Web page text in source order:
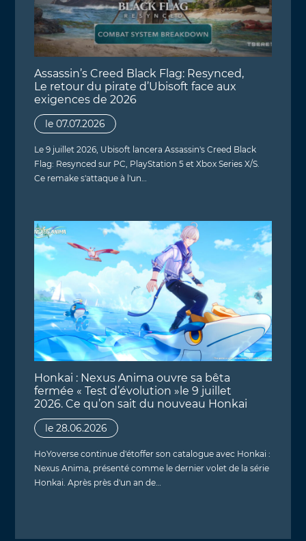
Assassin’s Creed Black Flag: Resynced,
Le retour du pirate d’Ubisoft face aux
exigences de 2026
le 07.07.2026
Le 9 juillet 2026, Ubisoft lancera Assassin's Creed Black
Flag: Resynced sur PC, PlayStation 5 et Xbox Series X/S.
Ce remake s'attaque à l'un…
Honkai : Nexus Anima ouvre sa bêta
fermée « Test d’évolution »le 9 juillet
2026. Ce qu’on sait du nouveau Honkai
le 28.06.2026
HoYoverse continue d'étoffer son catalogue avec Honkai :
Nexus Anima, présenté comme le dernier volet de la série
Honkai. Après près d'un an de…